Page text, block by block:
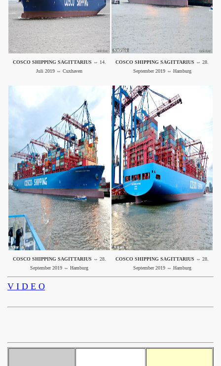
COSCO SHIPPING SAGITTARIUS ⇔ 14.
Juli 2019 ⇔ Cuxhaven
COSCO SHIPPING SAGITTARIUS ⇔ 28.
September 2019 ⇔ Hamburg
COSCO SHIPPING SAGITTARIUS ⇔ 28.
September 2019 ⇔ Hamburg
COSCO SHIPPING SAGITTARIUS ⇔ 28.
September 2019 ⇔ Hamburg
V I D E O